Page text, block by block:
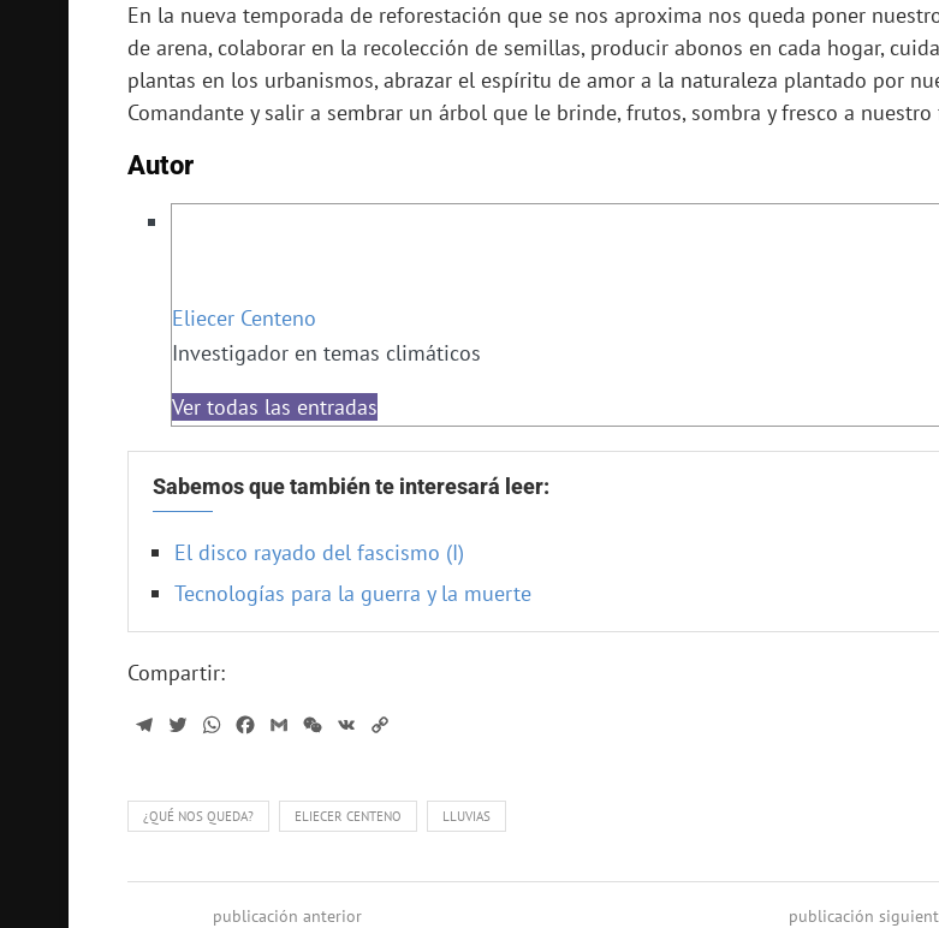
En la nueva temporada de reforestación que se nos aproxima nos queda poner
de arena, colaborar en la recolección de semillas, producir abonos en cada hogar,
plantas en los urbanismos, abrazar el espíritu de amor a la naturaleza plantado por
Comandante y salir a sembrar un árbol que le brinde, frutos, sombra y fresco a
Autor
Eliecer Centeno
Investigador en temas climáticos
Ver todas las entradas
Sabemos que también te interesará leer:
El disco rayado del fascismo (I)
Tecnologías para la guerra y la muerte
Compartir:
TelegramTwitterWhatsApp
Facebook
GmailWeChat
VK
¿QUÉ NOS QUEDA? ELIECER CENTENO LLUVIAS
publicación anterior publicación